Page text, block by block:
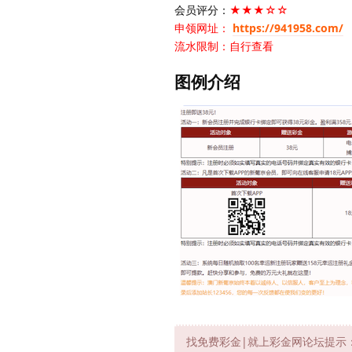
会员评分： ★★★☆☆
申领网址： https://941958.com/
流水限制：自行查看
图例介绍
找免费彩金|就上彩金网论坛提示